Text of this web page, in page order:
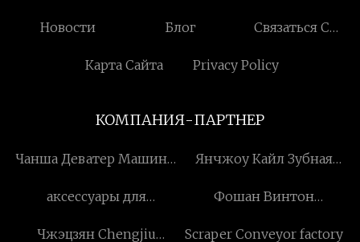
Новости Блог
Связаться С
Карта Сайта
Privacy Policy
КОМПАНИЯ-ПАРТНЕР
Чанша Деватер Машины
ООО
Янчжоу Кайл Зубная
аксессуары для
Фошан Винтон
Чжэцзян Chengjiu
Scraper Conveyor factory